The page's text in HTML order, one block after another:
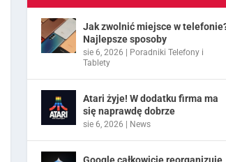
Jak zwolnić miejsce w
Najlepsze sposoby
sie 6, 2026 | Poradniki Telefony i
Tablety
Atari żyje! W dodatku firma ma
się naprawdę dobrze
sie 6, 2026 | News
Google całkowicie reorganizuje